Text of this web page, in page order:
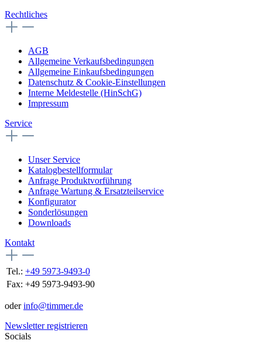
Rechtliches
AGB
Allgemeine Verkaufsbedingungen
Allgemeine Einkaufsbedingungen
Datenschutz & Cookie-Einstellungen
Interne Meldestelle (HinSchG)
Impressum
Service
Unser Service
Katalogbestellformular
Anfrage Produktvorführung
Anfrage Wartung & Ersatzteilservice
Konfigurator
Sonderlösungen
Downloads
Kontakt
Tel.: +49 5973-9493-0
Fax: +49 5973-9493-90
oderinfo@timmer.de
Newsletter registrieren
Socials